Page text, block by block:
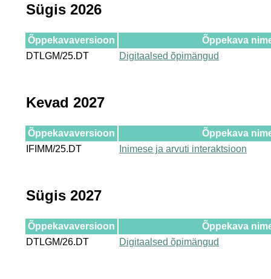
Sügis 2026
Õppekavaversioon
Õppekava
DTLGM/25.DT
Digitaalsed õpimängud
Kevad 2027
Õppekavaversioon
Õppekava
IFIMM/25.DT
Inimese ja arvuti interaktsioon
Sügis 2027
Õppekavaversioon
Õppekava
DTLGM/26.DT
Digitaalsed õpimängud